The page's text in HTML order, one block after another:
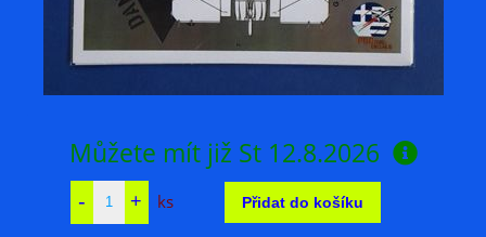
Můžete mít již St 12.8.2026
ks